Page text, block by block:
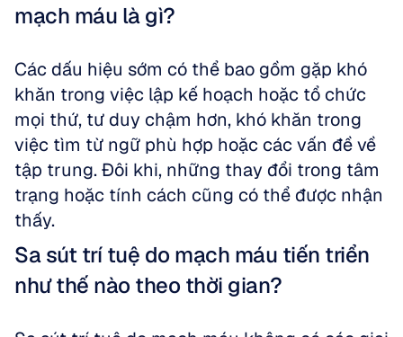
mạch máu là gì?
Các dấu hiệu sớm có thể bao gồm gặp khó
khăn trong việc lập kế hoạch hoặc tổ chức
mọi thứ, tư duy chậm hơn, khó khăn trong
việc tìm từ ngữ phù hợp hoặc các vấn đề về
tập trung. Đôi khi, những thay đổi trong tâm
trạng hoặc tính cách cũng có thể được nhận
thấy.
Sa sút trí tuệ do mạch máu tiến triển
như thế nào theo thời gian?